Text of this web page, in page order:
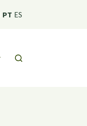
PT ES